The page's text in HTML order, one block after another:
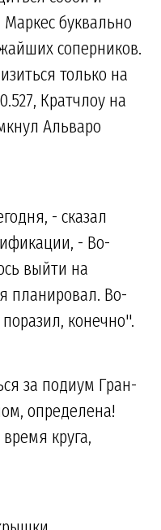
буквально
соперников.
только на
Кратчлоу на
Альваро
- сказал
- Во-
выйти на
планировал. Во-
конечно".
за подиум Гран-
определена!
круга,